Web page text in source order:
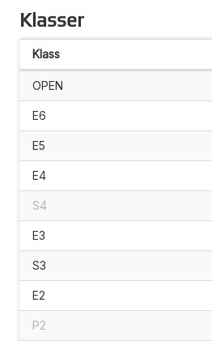
Klasser
Klass
OPEN
E6
E5
E4
S4
E3
S3
E2
P2